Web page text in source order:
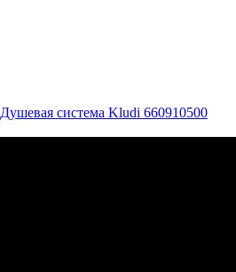
Душевая система Kludi 660910500